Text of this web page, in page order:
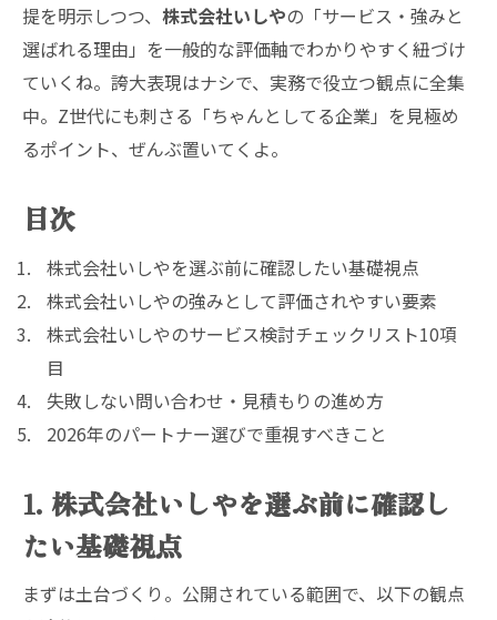
提を明示しつつ、 株式会社いしやの「サービス・強みと
選ばれる理由」を一般的な評価軸でわかりやすく紐づけ
ていくね。誇大表現はナシで、実務で役立つ観点に全集
中。Z世代にも刺さる「ちゃんとしてる企業」を見極め
るポイント、ぜんぶ置いてくよ。
目次
株式会社いしやを選ぶ前に確認したい基礎視点
株式会社いしやの強みとして評価されやすい要素
株式会社いしやのサービス検討チェックリスト10項
目
失敗しない問い合わせ・見積もりの進め方
2026年のパートナー選びで重視すべきこと
1. 株式会社いしやを選ぶ前に確認し
たい基礎視点
まずは土台づくり。公開されている範囲で、以下の観点